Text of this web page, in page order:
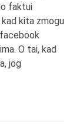
faktui
kita zmogu
O tai, kad
jog